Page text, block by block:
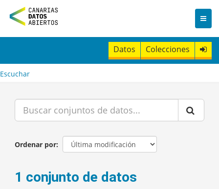
n
t
Datos Colecciones
Escuchar
Ordenar por
1 conjunto de datos